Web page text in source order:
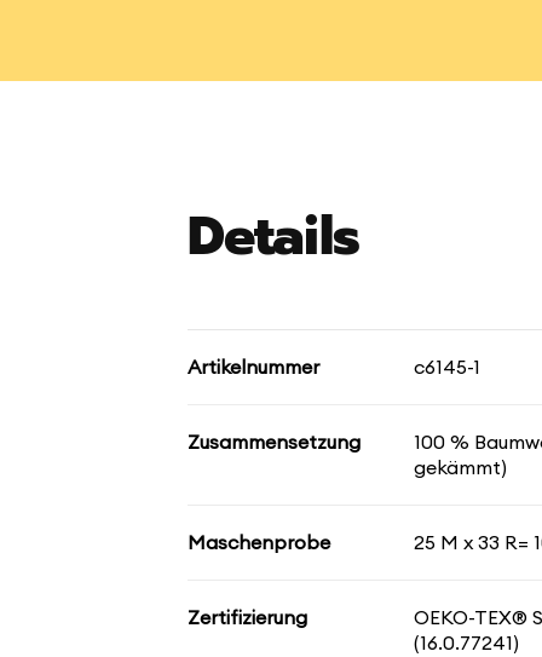
Details
Artikelnummer c6145-1
Zusammensetzung
100 %
gekämmt)
Maschenprobe 25 M x 33 R=
Zertifizierung
OEKO-TEX®
(16.0.77241)